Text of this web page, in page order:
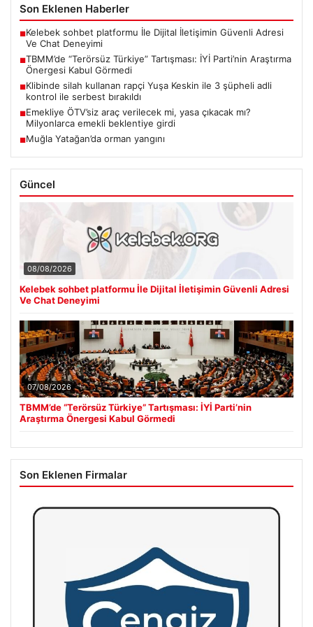
Son Eklenen Haberler
■Kelebek sohbet platformu İle Dijital İletişimin Güvenli Adresi
Ve Chat Deneyimi
■TBMM’de “Terörsüz Türkiye” Tartışması: İYİ Parti’nin Araştırma
Önergesi Kabul Görmedi
■Klibinde silah kullanan rapçi Yuşa Keskin ile 3 şüpheli adli
kontrol ile serbest bırakıldı
■Emekliye ÖTV’siz araç verilecek mi, yasa çıkacak mı?
Milyonlarca emekli beklentiye girdi
■Muğla Yatağan’da orman yangını
Güncel
08/08/2026
Kelebek sohbet platformu İle Dijital İletişimin Güvenli Adresi
Ve Chat Deneyimi
07/08/2026
TBMM’de “Terörsüz Türkiye” Tartışması: İYİ Parti’nin
Araştırma Önergesi Kabul Görmedi
Son Eklenen Firmalar